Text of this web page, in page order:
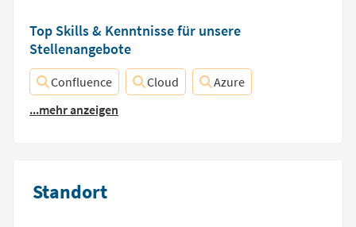
Top Skills & Kenntnisse für unsere
Stellenangebote
Confluence Cloud
Azure
...mehr anzeigen
Standort